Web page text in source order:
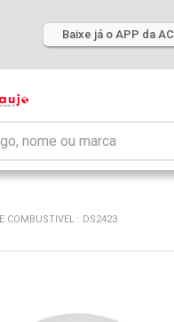
Baixe já o APP da
COMBUSTIVEL : DS2423